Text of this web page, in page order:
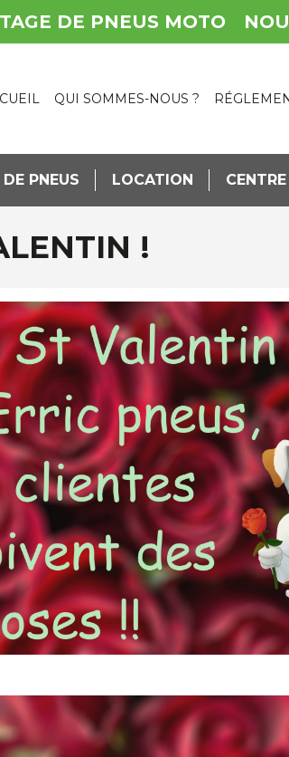
DE PNEUS MOTO
QUI SOMMES-NOUS ?
PNEUS LOCATION
!